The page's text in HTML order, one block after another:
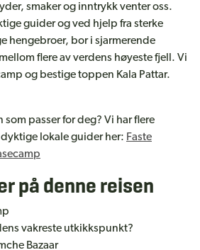
smaker og inntrykk venter oss.
guider og ved hjelp fra sterke
hengebroer, bor i sjarmerende
flere av verdens høyeste fjell. Vi
og bestige toppen Kala Pattar.
som passer for deg? Vi har flere
lokale guider her: Faste
på denne reisen
vakreste utkikkspunkt?
Bazaar